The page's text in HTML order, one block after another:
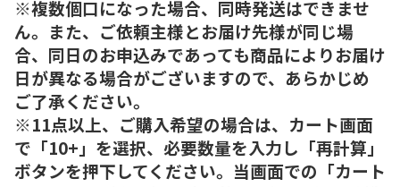
※複数個口になった場合、同時発送はできませ
ん。また、ご依頼主様とお届け先様が同じ場
合、同日のお申込みであっても商品によりお届け
日が異なる場合がございますので、あらかじめ
ご了承ください。
※11点以上、ご購入希望の場合は、カート画面
で「10+」を選択、必要数量を入力し「再計算」
ボタンを押下してください。当画面での「カート